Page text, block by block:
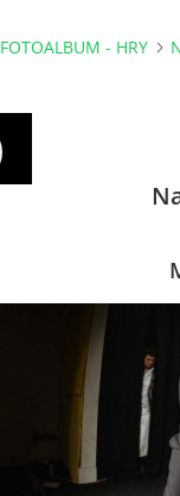
FOTOALBUM - HRY